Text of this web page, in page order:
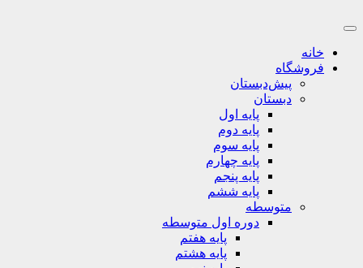
خانه
فروشگاه
پیش‌دبستان
دبستان
پایه اول
پایه دوم
پایه سوم
پایه چهارم
پایه پنجم
پایه ششم
متوسطه
دوره اول متوسطه
پایه هفتم
پایه هشتم